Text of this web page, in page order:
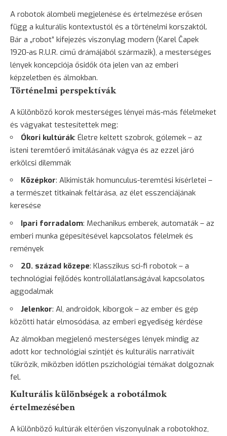
A robotok álombeli megjelenése és értelmezése erősen
függ a kulturális kontextustól és a történelmi korszaktól.
Bár a „robot” kifejezés viszonylag modern (Karel Čapek
1920-as R.U.R. című drámájából származik), a mesterséges
lények koncepciója ősidők óta jelen van az emberi
képzeletben és álmokban.
Történelmi perspektívák
A különböző korok mesterséges lényei más-más félelmeket
és vágyakat testesítettek meg:
Ókori kultúrák: Életre keltett szobrok, gólemek – az
isteni teremtőerő imitálásának vágya és az ezzel járó
erkölcsi dilemmák
Középkor: Alkimisták homunculus-teremtési kísérletei –
a természet titkainak feltárása, az élet esszenciájának
keresése
Ipari forradalom: Mechanikus emberek, automaták – az
emberi munka gépesítésével kapcsolatos félelmek és
remények
20. század közepe: Klasszikus sci-fi robotok – a
technológiai fejlődés kontrollálatlanságával kapcsolatos
aggodalmak
Jelenkor: AI, androidok, kiborgok – az ember és gép
közötti határ elmosódása, az emberi egyediség kérdése
Az álmokban megjelenő mesterséges lények mindig az
adott kor technológiai szintjét és kulturális narratíváit
tükrözik, miközben időtlen pszichológiai témákat dolgoznak
fel.
Kulturális különbségek a robotálmok
értelmezésében
A különböző kultúrák eltérően viszonyulnak a robotokhoz,